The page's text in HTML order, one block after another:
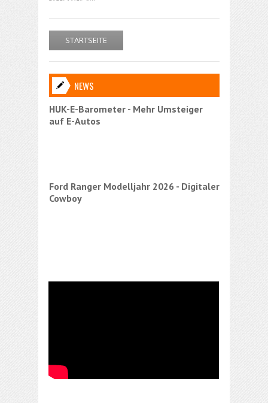
STARTSEITE
NEWS
HUK-E-Barometer - Mehr Umsteiger
auf E-Autos
Ford Ranger Modelljahr 2026 - Digitaler
Cowboy